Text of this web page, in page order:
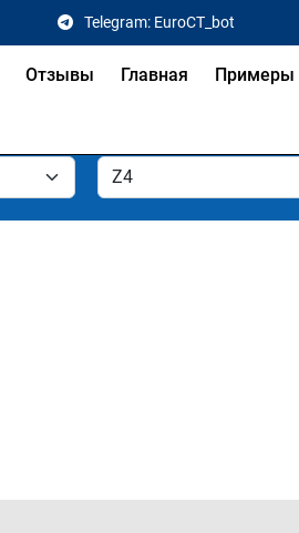
Telegram: EuroCT_bot
Отзывы Главная Примеры